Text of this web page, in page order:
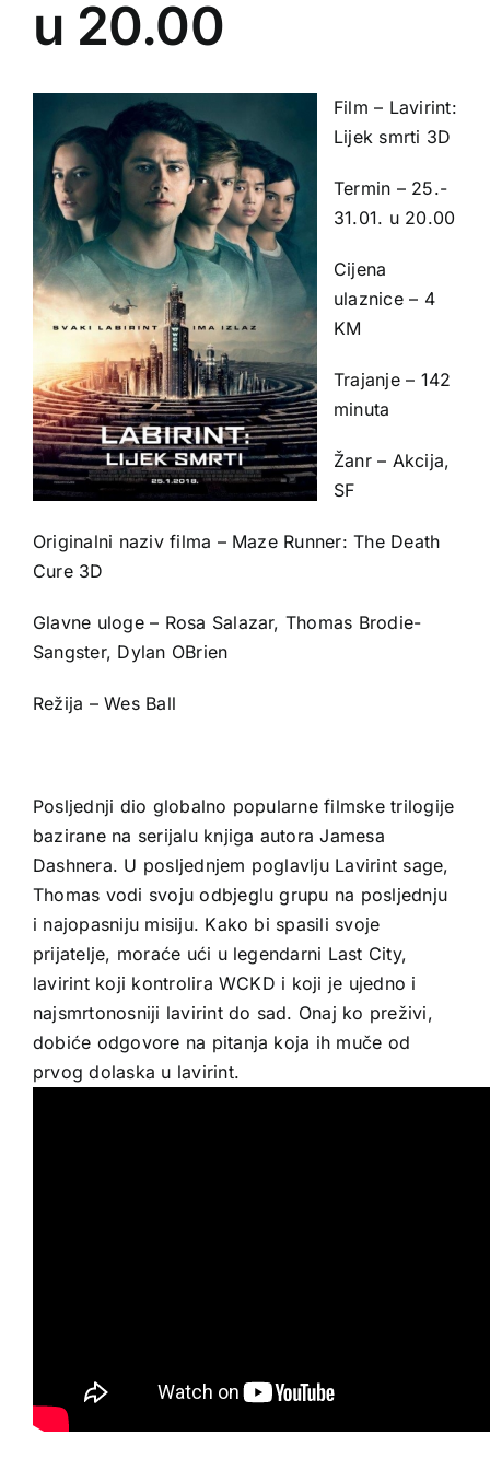
u 20.00
Film – Lavirint:
Lijek smrti 3D
Termin – 25.-
31.01. u 20.00
Cijena
ulaznice – 4
KM
Trajanje – 142
minuta
Žanr – Akcija,
SF
Originalni naziv filma – Maze Runner: The Death
Cure 3D
Glavne uloge – Rosa Salazar, Thomas Brodie-
Sangster, Dylan OBrien
Režija – Wes Ball
Posljednji dio globalno popularne filmske trilogije
bazirane na serijalu knjiga autora Jamesa
Dashnera. U posljednjem poglavlju Lavirint sage,
Thomas vodi svoju odbjeglu grupu na posljednju
i najopasniju misiju. Kako bi spasili svoje
prijatelje, moraće ući u legendarni Last City,
lavirint koji kontrolira WCKD i koji je ujedno i
najsmrtonosniji lavirint do sad. Onaj ko preživi,
dobiće odgovore na pitanja koja ih muče od
prvog dolaska u lavirint.